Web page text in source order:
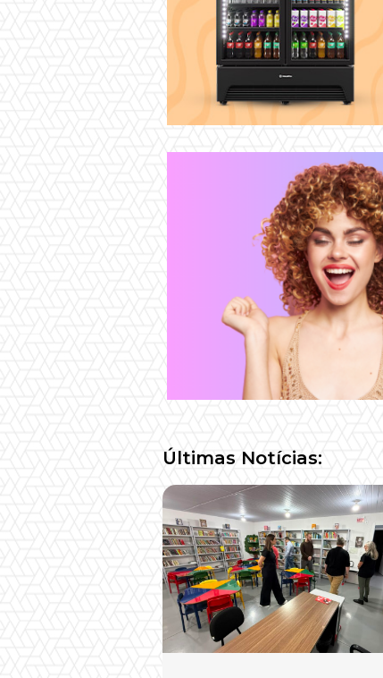
Últimas Notícias: